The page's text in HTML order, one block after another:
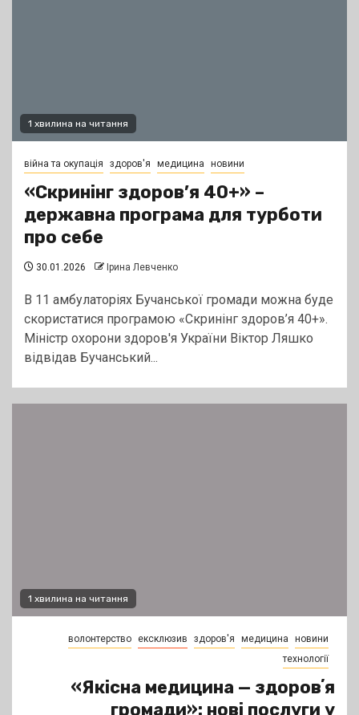
1 хвилина на читання
війна та окупація здоров'я медицина новини
«Скринінг здоров’я 40+» –
державна програма для турботи
про себе
30.01.2026 Ірина Левченко
В 11 амбулаторіях Бучанської громади можна буде
скористатися програмою «Скринінг здоров’я 40+».
Міністр охорони здоров'я України Віктор Ляшко
відвідав Бучанський...
1 хвилина на читання
волонтерство ексклюзив здоров'я медицина
новини
технології
«Якісна медицина — здоровʼя
громади»: нові послуги у